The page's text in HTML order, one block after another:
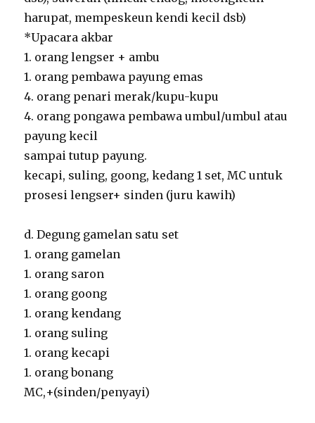
harupat, mempeskeun kendi kecil dsb)
*Upacara akbar
1. orang lengser + ambu
1. orang pembawa payung emas
4. orang penari merak/kupu-kupu
4. orang pongawa pembawa umbul/umbul atau
payung kecil
sampai tutup payung.
kecapi, suling, goong, kedang 1 set, MC untuk
prosesi lengser+ sinden (juru kawih)
d. Degung gamelan satu set
1. orang gamelan
1. orang saron
1. orang goong
1. orang kendang
1. orang suling
1. orang kecapi
1. orang bonang
MC,+(sinden/penyayi)